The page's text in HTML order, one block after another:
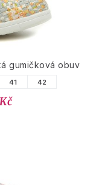
gumičková obuv
41 42